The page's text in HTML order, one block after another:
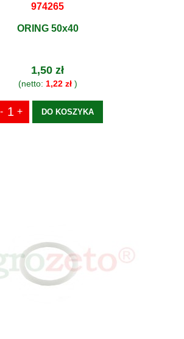
974265
ORING 50x40
1,50 zł
(netto: 1,22 zł)
DO KOSZYKA